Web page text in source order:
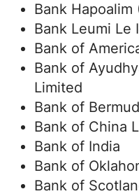
Bank Hapoalim
Bank Leumi Le
Bank of
Bank of
Limited
Bank of
Bank of China
Bank of India
Bank of
Bank of